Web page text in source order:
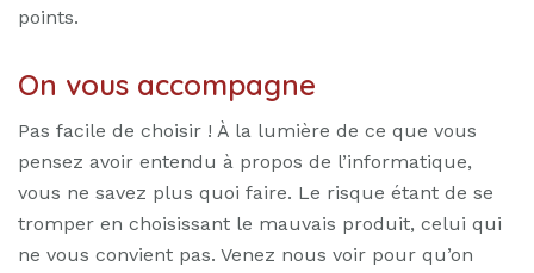
points.
On vous accompagne
Pas facile de choisir ! À la lumière de ce que vous
pensez avoir entendu à propos de l’informatique,
vous ne savez plus quoi faire. Le risque étant de se
tromper en choisissant le mauvais produit, celui qui
ne vous convient pas. Venez nous voir pour qu’on